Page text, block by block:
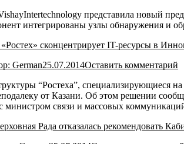
представила новый
интегрированы узлы обнаружения и
сконцентрирует IT-ресурсы в
German25.07.2014Оставить комментарий
“Ростеха”, специализирующиеся
от Казани. Об этом решении
министром связи и массовых
Рада отказалась рекомендовать